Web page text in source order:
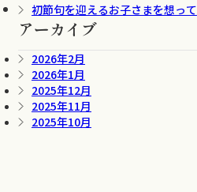
初節句を迎えるお子さまを想って
アーカイブ
2026年2月
2026年1月
2025年12月
2025年11月
2025年10月